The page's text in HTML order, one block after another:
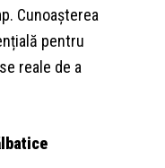
Cunoașterea
pentru
reale de a